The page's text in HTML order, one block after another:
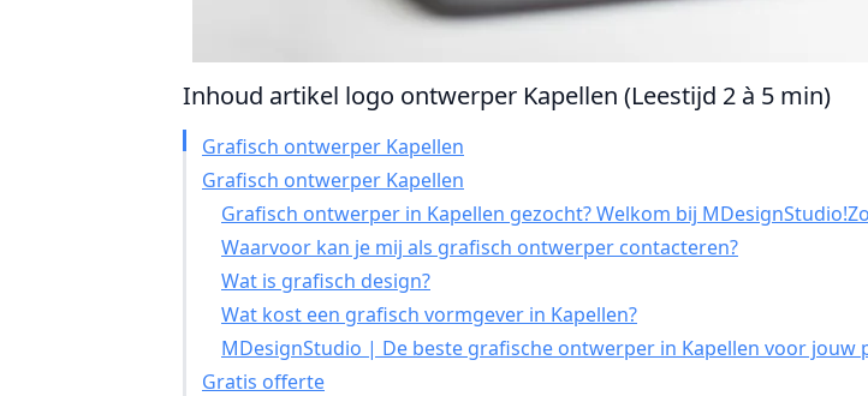
Inhoud artikel logo ontwerper Kapellen (Leestijd 2 à 5 min)
Grafisch ontwerper Kapellen
Grafisch ontwerper Kapellen
Grafisch ontwerper in Kapellen gezocht? Welkom bij
Waarvoor kan je mij als grafisch ontwerper contacteren?
Wat is grafisch design?
Wat kost een grafisch vormgever in Kapellen?
MDesignStudio | De beste grafische ontwerper in Kapellen voor jouw
Gratis offerte